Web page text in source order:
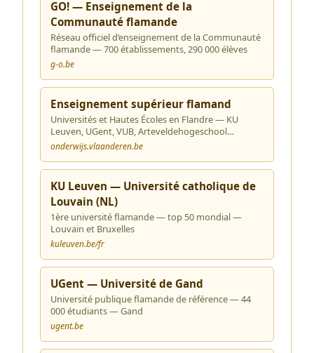
GO! — Enseignement de la
Communauté flamande
Réseau officiel d’enseignement de la Communauté
flamande — 700 établissements, 290 000 élèves
g-o.be
Enseignement supérieur flamand
Universités et Hautes Écoles en Flandre — KU
Leuven, UGent, VUB, Arteveldehogeschool…
onderwijs.vlaanderen.be
KU Leuven — Université catholique de
Louvain (NL)
1ère université flamande — top 50 mondial —
Louvain et Bruxelles
kuleuven.be/fr
UGent — Université de Gand
Université publique flamande de référence — 44
000 étudiants — Gand
ugent.be